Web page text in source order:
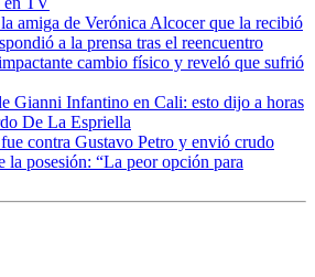
amiga de Verónica Alcocer que la recibió
a la prensa tras el reencuentro
cambio físico y reveló que sufrió
Gianni Infantino en Cali: esto dijo a horas
De La Espriella
contra Gustavo Petro y envió crudo
la posesión: “La peor opción para